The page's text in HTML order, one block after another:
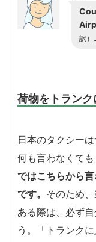
訳）
荷物をトラン
日本のタクシー
何も言わなくても
ではこちらから
です。 そのため
ある際は、必ず
う。「トランク